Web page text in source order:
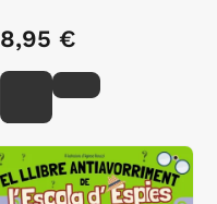
8,95 €